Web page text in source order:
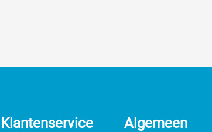
Klantenservice Algemeen